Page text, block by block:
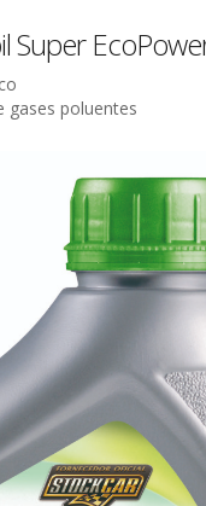
Super
gases poluentes